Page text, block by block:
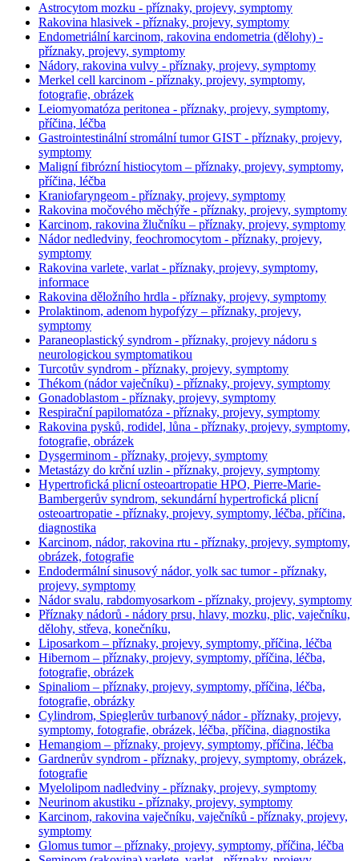
Astrocytom mozku - příznaky, projevy, symptomy
Rakovina hlasivek - příznaky, projevy, symptomy
Endometriální karcinom, rakovina endometria (dělohy) -
příznaky, projevy, symptomy
Nádory, rakovina vulvy - příznaky, projevy, symptomy
Merkel cell karcinom - příznaky, projevy, symptomy,
fotografie, obrázek
Leiomyomatóza peritonea - příznaky, projevy, symptomy,
příčina, léčba
Gastrointestinální stromální tumor GIST - příznaky, projevy,
symptomy
Maligní fibrózní histiocytom – příznaky, projevy, symptomy,
příčina, léčba
Kraniofaryngeom - příznaky, projevy, symptomy
Rakovina močového měchýře - příznaky, projevy, symptomy
Karcinom, rakovina žlučníku – příznaky, projevy, symptomy
Nádor nedledviny, feochromocytom - příznaky, projevy,
symptomy
Rakovina varlete, varlat - příznaky, projevy, symptomy,
informace
Rakovina děložního hrdla - příznaky, projevy, symptomy
Prolaktinom, adenom hypofýzy – příznaky, projevy,
symptomy
Paraneoplastický syndrom - příznaky, projevy nádoru s
neurologickou symptomatikou
Turcotův syndrom - příznaky, projevy, symptomy
Thékom (nádor vaječníku) - příznaky, projevy, symptomy
Gonadoblastom - příznaky, projevy, symptomy
Respirační papilomatóza - příznaky, projevy, symptomy
Rakovina pysků, rodidel, lůna - příznaky, projevy, symptomy,
fotografie, obrázek
Dysgerminom - příznaky, projevy, symptomy
Metastázy do krční uzlin - příznaky, projevy, symptomy
Hypertrofická plicní osteoartropatie HPO, Pierre-Marie-
Bambergerův syndrom, sekundární hypertrofická plicní
osteoartropatie - příznaky, projevy, symptomy, léčba, příčina,
diagnostika
Karcinom, nádor, rakovina rtu - příznaky, projevy, symptomy,
obrázek, fotografie
Endodermální sinusový nádor, yolk sac tumor - příznaky,
projevy, symptomy
Nádor svalu, rabdomyosarkom - příznaky, projevy, symptomy
Příznaky nádorů - nádory prsu, hlavy, mozku, plic, vaječníku,
dělohy, střeva, konečníku,
Liposarkom – příznaky, projevy, symptomy, příčina, léčba
Hibernom – příznaky, projevy, symptomy, příčina, léčba,
fotografie, obrázek
Spinaliom – příznaky, projevy, symptomy, příčina, léčba,
fotografie, obrázky
Cylindrom, Spieglerův turbanový nádor - příznaky, projevy,
symptomy, fotografie, obrázek, léčba, příčina, diagnostika
Hemangiom – příznaky, projevy, symptomy, příčina, léčba
Gardnerův syndrom - příznaky, projevy, symptomy, obrázek,
fotografie
Myelolipom nadledviny - příznaky, projevy, symptomy
Neurinom akustiku - příznaky, projevy, symptomy
Karcinom, rakovina vaječníku, vaječníků - příznaky, projevy,
symptomy
Glomus tumor – příznaky, projevy, symptomy, příčina, léčba